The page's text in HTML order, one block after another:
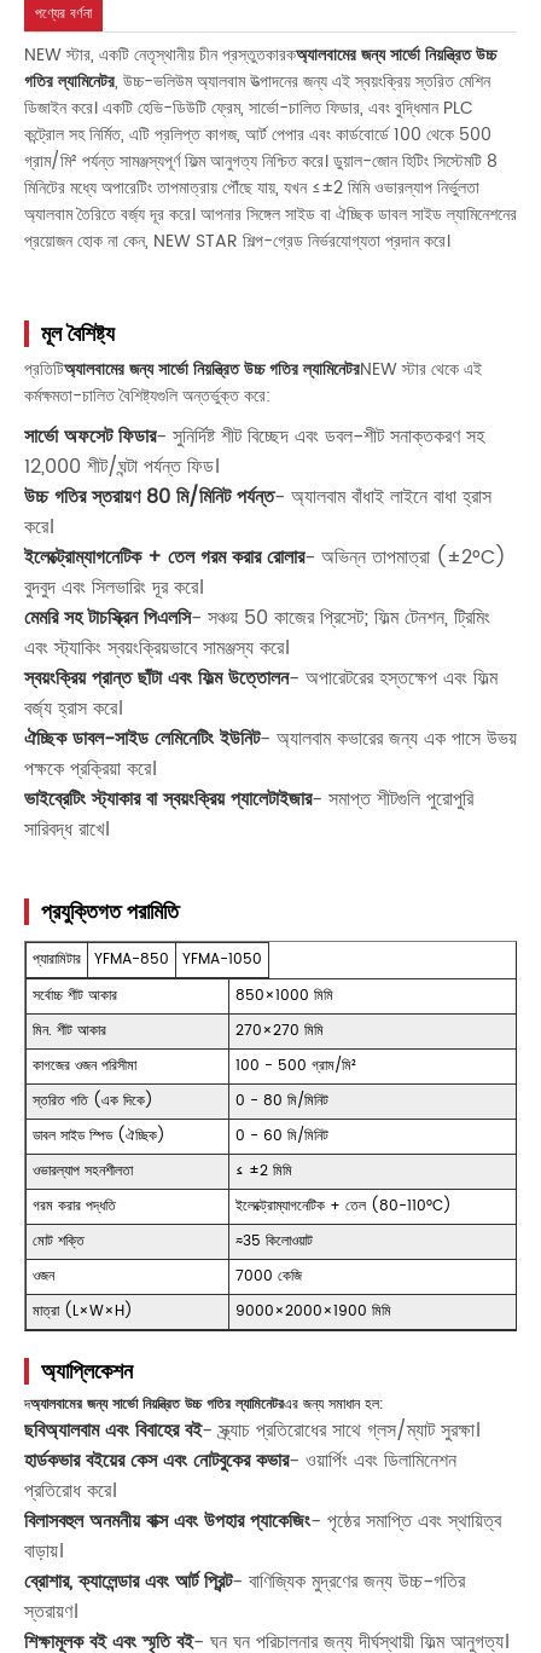
পণ্যের বর্ণনা
NEW স্টার, একটি নেতৃস্থানীয় চীন প্রস্তুতকারকঅ্যালবামের জন্য সার্ভো নিয়ন্ত্রিত উচ্চ
গতির ল্যামিনেটর, উচ্চ-ভলিউম অ্যালবাম উত্পাদনের জন্য এই স্বয়ংক্রিয় স্তরিত মেশিন
ডিজাইন করে। একটি হেভি-ডিউটি ​​ফ্রেম, সার্ভো-চালিত ফিডার, এবং বুদ্ধিমান PLC
কন্ট্রোল সহ নির্মিত, এটি প্রলিপ্ত কাগজ, আর্ট পেপার এবং কার্ডবোর্ডে 100 থেকে 500
গ্রাম/মি² পর্যন্ত সামঞ্জস্যপূর্ণ ফিল্ম আনুগত্য নিশ্চিত করে। ডুয়াল-জোন হিটিং সিস্টেমটি 8
মিনিটের মধ্যে অপারেটিং তাপমাত্রায় পৌঁছে যায়, যখন ≤±2 মিমি ওভারল্যাপ নির্ভুলতা
অ্যালবাম তৈরিতে বর্জ্য দূর করে। আপনার সিঙ্গেল সাইড বা ঐচ্ছিক ডাবল সাইড ল্যামিনেশনের
প্রয়োজন হোক না কেন, NEW STAR শিল্প-গ্রেড নির্ভরযোগ্যতা প্রদান করে।
মূল বৈশিষ্ট্য
প্রতিটিঅ্যালবামের জন্য সার্ভো নিয়ন্ত্রিত উচ্চ গতির ল্যামিনেটরNEW স্টার থেকে এই
কর্মক্ষমতা-চালিত বৈশিষ্ট্যগুলি অন্তর্ভুক্ত করে:
সার্ভো অফসেট ফিডার- সুনির্দিষ্ট শীট বিচ্ছেদ এবং ডবল-শীট সনাক্তকরণ সহ
12,000 শীট/ঘন্টা পর্যন্ত ফিড।
উচ্চ গতির স্তরায়ণ 80 মি/মিনিট পর্যন্ত- অ্যালবাম বাঁধাই লাইনে বাধা হ্রাস
করে।
ইলেক্ট্রোম্যাগনেটিক + তেল গরম করার রোলার- অভিন্ন তাপমাত্রা (±2°C)
বুদবুদ এবং সিলভারিং দূর করে।
মেমরি সহ টাচস্ক্রিন পিএলসি- সঞ্চয় 50 কাজের প্রিসেট; ফিল্ম টেনশন, ট্রিমিং
এবং স্ট্যাকিং স্বয়ংক্রিয়ভাবে সামঞ্জস্য করে।
স্বয়ংক্রিয় প্রান্ত ছাঁটা এবং ফিল্ম উত্তোলন- অপারেটরের হস্তক্ষেপ এবং ফিল্ম
বর্জ্য হ্রাস করে।
ঐচ্ছিক ডাবল-সাইড লেমিনেটিং ইউনিট- অ্যালবাম কভারের জন্য এক পাসে উভয়
পক্ষকে প্রক্রিয়া করে।
ভাইব্রেটিং স্ট্যাকার বা স্বয়ংক্রিয় প্যালেটাইজার- সমাপ্ত শীটগুলি পুরোপুরি
সারিবদ্ধ রাখে।
প্রযুক্তিগত পরামিতি
প্যারামিটার YFMA-850
YFMA-1050
সর্বোচ্চ শীট আকার
850×1000 মিমি
মিন. শীট আকার
270×270 মিমি
কাগজের ওজন পরিসীমা
100 - 500 গ্রাম/মি²
স্তরিত গতি (এক দিকে)
0 - 80 মি/মিনিট
ডাবল সাইড স্পিড (ঐচ্ছিক)
0 - 60 মি/মিনিট
ওভারল্যাপ সহনশীলতা
≤ ±2 মিমি
গরম করার পদ্ধতি
ইলেক্ট্রোম্যাগনেটিক + তেল (80-110°C)
মোট শক্তি
≈35 কিলোওয়াট
ওজন
7000 কেজি
মাত্রা (L×W×H)
9000×2000×1900 মিমি
অ্যাপ্লিকেশন
দঅ্যালবামের জন্য সার্ভো নিয়ন্ত্রিত উচ্চ গতির ল্যামিনেটরএর জন্য সমাধান হল:
ছবিঅ্যালবাম এবং বিবাহের বই- স্ক্র্যাচ প্রতিরোধের সাথে গ্লস/ম্যাট সুরক্ষা।
হার্ডকভার বইয়ের কেস এবং নোটবুকের কভার- ওয়ার্পিং এবং ডিলামিনেশন
প্রতিরোধ করে।
বিলাসবহুল অনমনীয় বাক্স এবং উপহার প্যাকেজিং- পৃষ্ঠের সমাপ্তি এবং স্থায়িত্ব
বাড়ায়।
ব্রোশার, ক্যালেন্ডার এবং আর্ট প্রিন্ট- বাণিজ্যিক মুদ্রণের জন্য উচ্চ-গতির
স্তরায়ণ।
শিক্ষামূলক বই এবং স্মৃতি বই- ঘন ঘন পরিচালনার জন্য দীর্ঘস্থায়ী ফিল্ম আনুগত্য।